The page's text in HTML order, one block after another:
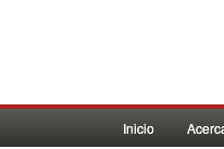
Inicio